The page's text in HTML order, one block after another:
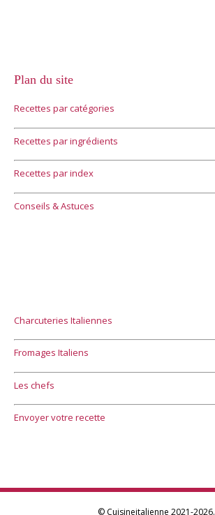
Plan du site
Recettes par catégories
Recettes par ingrédients
Recettes par index
Conseils & Astuces
Charcuteries Italiennes
Fromages Italiens
Les chefs
Envoyer votre recette
© Cuisineitalienne 2021-2026.